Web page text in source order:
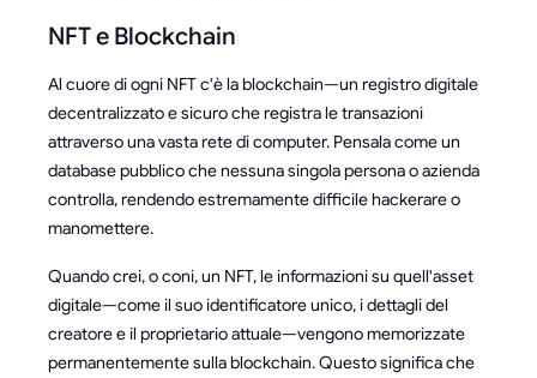
NFT e Blockchain
Al cuore di ogni NFT c'è la blockchain—un registro digitale
decentralizzato e sicuro che registra le transazioni
attraverso una vasta rete di computer. Pensala come un
database pubblico che nessuna singola persona o azienda
controlla, rendendo estremamente difficile hackerare o
manomettere.
Quando crei, o coni, un NFT, le informazioni su quell'asset
digitale—come il suo identificatore unico, i dettagli del
creatore e il proprietario attuale—vengono memorizzate
permanentemente sulla blockchain. Questo significa che